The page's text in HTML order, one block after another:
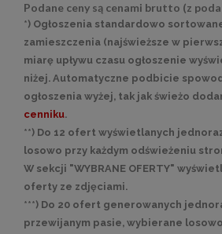
Podane ceny są cenami brutto (z
*) Ogłoszenia standardowo
zamieszczenia (najświeższe w
miarę upływu czasu ogłoszenie
niżej. Automatyczne podbicie
ogłoszenia wyżej, tak jak świeżo
cenniku.
**) Do 12 ofert wyświetlanych
losowo przy każdym odświeżeniu
W sekcji "WYBRANE OFERTY"
oferty ze zdjęciami.
***) Do 20 ofert generowanych
przewijanym pasie, wybierane